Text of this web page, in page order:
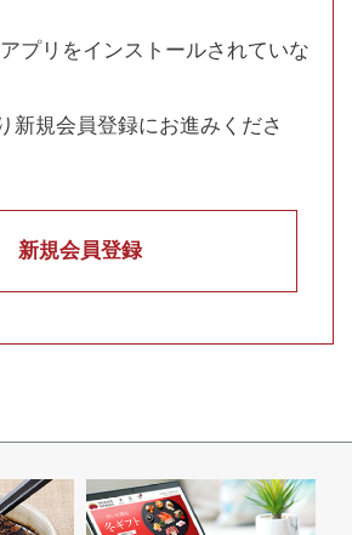
プリをインストールされていな
新規会員登録にお進みくださ
新規会員登録